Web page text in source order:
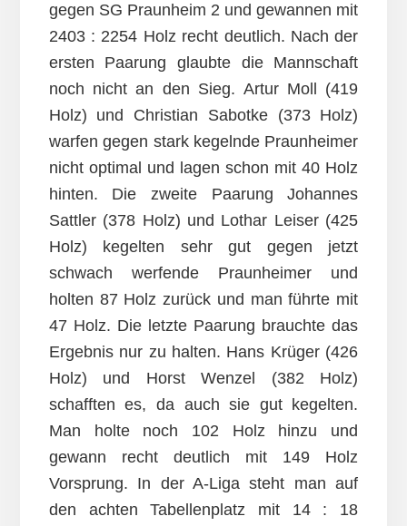
gegen SG Praunheim 2 und gewannen mit
2403 : 2254 Holz recht deutlich. Nach der
ersten Paarung glaubte die Mannschaft
noch nicht an den Sieg. Artur Moll (419
Holz) und Christian Sabotke (373 Holz)
warfen gegen stark kegelnde Praunheimer
nicht optimal und lagen schon mit 40 Holz
hinten. Die zweite Paarung Johannes
Sattler (378 Holz) und Lothar Leiser (425
Holz) kegelten sehr gut gegen jetzt
schwach werfende Praunheimer und
holten 87 Holz zurück und man führte mit
47 Holz. Die letzte Paarung brauchte das
Ergebnis nur zu halten. Hans Krüger (426
Holz) und Horst Wenzel (382 Holz)
schafften es, da auch sie gut kegelten.
Man holte noch 102 Holz hinzu und
gewann recht deutlich mit 149 Holz
Vorsprung. In der A-Liga steht man auf
den achten Tabellenplatz mit 14 : 18